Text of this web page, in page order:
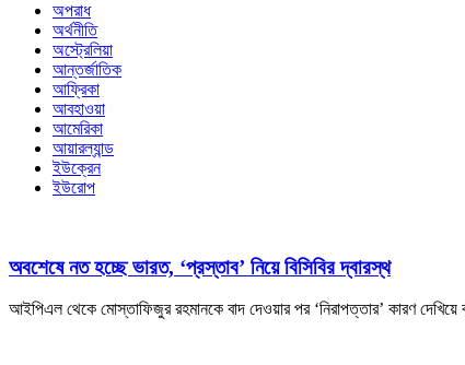
অপরাধ
অর্থনীতি
অস্ট্রেলিয়া
আন্তর্জাতিক
আফ্রিকা
আবহাওয়া
আমেরিকা
আয়ারল্যান্ড
ইউক্রেন
ইউরোপ
অবশেষে নত হচ্ছে ভারত, ‘প্রস্তাব’ নিয়ে বিসিবির দ্বারস্থ
আইপিএল থেকে মোস্তাফিজুর রহমানকে বাদ দেওয়ার পর ‘নিরাপত্তার’ কারণ